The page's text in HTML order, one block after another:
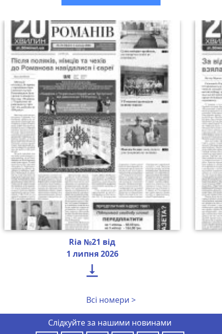
Ria №21 від
1 липня 2026

Всі номери >
Слідкуйте за нашими новинами